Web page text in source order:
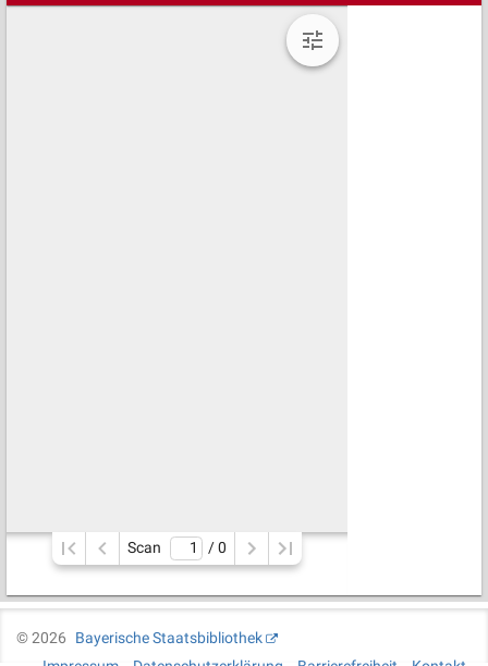
Scan / 0
©2026
Bayerische Staatsbibliothek